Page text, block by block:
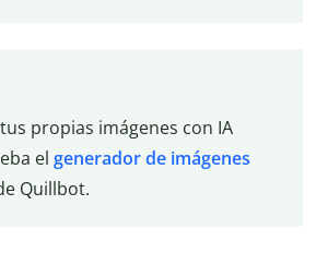
propias imágenes con IA
el generador de imágenes
Quillbot.